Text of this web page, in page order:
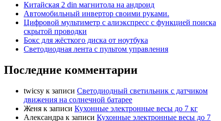
Китайская 2 din магнитола на андроид
Автомобильный инвертор своими руками.
Цифровой мультиметр с алиэкспресс с функцией поиска
скрытой проводки
Бокс для жёсткого диска от ноутбука
Светодиодная лента с пультом управления
Последние комментарии
twicsy к записи Светодиодный светильник с датчиком
движения на солнечной батарее
Женя к записи Кухонные электронные весы до 7 кг
Александра к записи Кухонные электронные весы до 7